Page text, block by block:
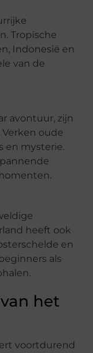
Tropische
Indonesië en
van de
avontuur, zijn
oude
en mysterie.
heeft ook
en
als
het
voortdurend